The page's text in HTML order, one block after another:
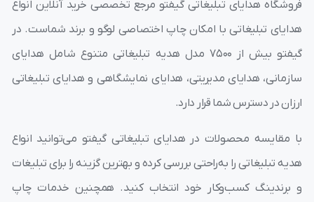
فروشگاه هدایای تبلیغاتی گیفتو مرجع تخصصی خرید آنلاین انواع
هدایای تبلیغاتی با امکان چاپ اختصاصی لوگو و برند شماست. در
گیفتو بیش از ۷۵۰۰ مدل هدیه تبلیغاتی متنوع شامل هدایای
سازمانی، هدایای مدیریتی، هدایای نمایشگاهی و هدایای تبلیغاتی
ارزان در دسترس شما قرار دارد.
با مقایسه محصولات در هدایای تبلیغاتی گیفتو می‌توانید انواع
هدیه تبلیغاتی را به‌راحتی بررسی کرده و بهترین گزینه را برای تبلیغات
و برندینگ کسب‌وکار خود انتخاب کنید. همچنین خدمات چاپ